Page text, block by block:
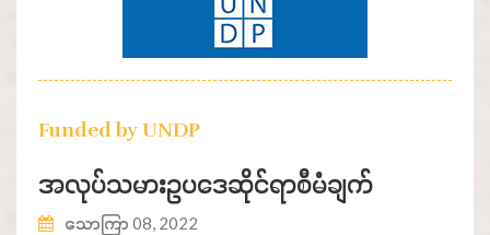
Funded by UNDP
အလုပ်သမားဥပဒေဆိုင်ရာစီမံချက်
သောကြာ 08, 2022